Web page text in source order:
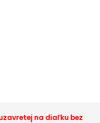
na diaľku bez